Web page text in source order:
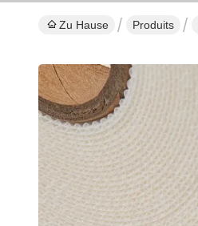
Zu Hause Produits